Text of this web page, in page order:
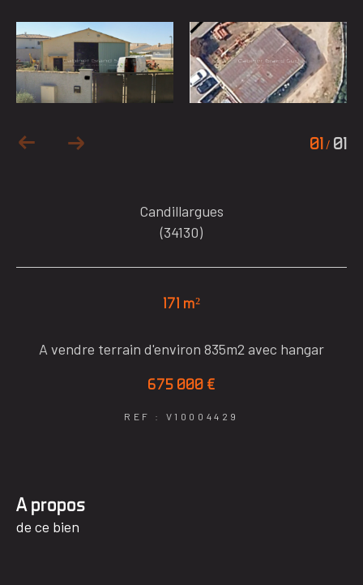
01 / 01
Candillargues
(34130)
171 m²
A vendre terrain d'environ 835m2 avec hangar
675 000 €
REF : V10004429
a propos
de ce bien